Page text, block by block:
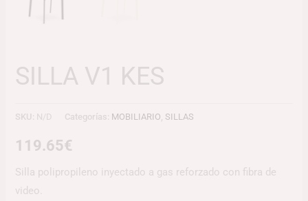
SILLA V1 KES
SKU: N/D Categorías: MOBILIARIO SILLAS
119.65€
Silla polipropileno inyectado a gas reforzado con fibra de
video.